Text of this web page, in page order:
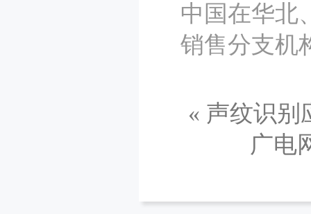
中国在华北
销售分支机
« 声纹识别
广电